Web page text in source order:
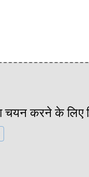
चयन करने के लिए